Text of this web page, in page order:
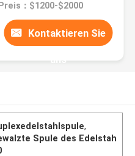
Preis：$1200-$2000
Kontaktieren Sie
uns
,
Spule des Edelstah